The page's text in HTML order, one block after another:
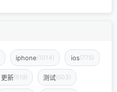
iphone(1014) ios(775)
更新(519) 测试(503)